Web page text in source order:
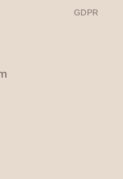
GDPR